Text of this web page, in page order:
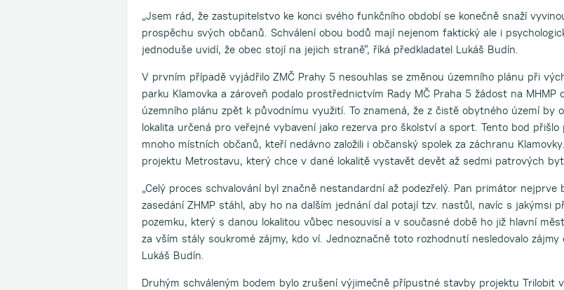
„Jsem rád, že zastupitelstvo ke konci svého funkčního období se konečně snaží
prospěchu svých občanů. Schválení obou bodů mají nejenom faktický ale i
jednoduše uvidí, že obec stojí na jejich straně“, říká předkladatel Lukáš Budín.
V prvním případě vyjádřilo ZMČ Prahy 5 nesouhlas se změnou územního plánu při
parku Klamovka a zároveň podalo prostřednictvím Rady MČ Praha 5 žádost na MHMP
územního plánu zpět k původnímu využití. To znamená, že z čistě obytného území by
lokalita určená pro veřejné vybavení jako rezerva pro školství a sport. Tento bod přišlo
mnoho místních občanů, kteří nedávno založili i občanský spolek za záchranu
projektu Metrostavu, který chce v dané lokalitě vystavět devět až sedmi patrových
„Celý proces schvalování byl značně nestandardní až podezřelý. Pan primátor nejprve
zasedání ZHMP stáhl, aby ho na dalším jednání dal potají tzv. nastůl, navíc s jakýmsi
pozemku, který s danou lokalitou vůbec nesouvisí a v současné době ho již hlavní
za vším stály soukromé zájmy, kdo ví. Jednoznačně toto rozhodnutí nesledovalo zájmy
Lukáš Budín.
Druhým schváleným bodem bylo zrušení výjimečně přípustné stavby projektu Trilobit